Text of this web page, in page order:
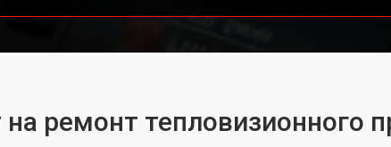
на ремонт тепловизионного